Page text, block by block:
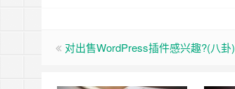
对出售WordPress插件感兴趣?(八卦)